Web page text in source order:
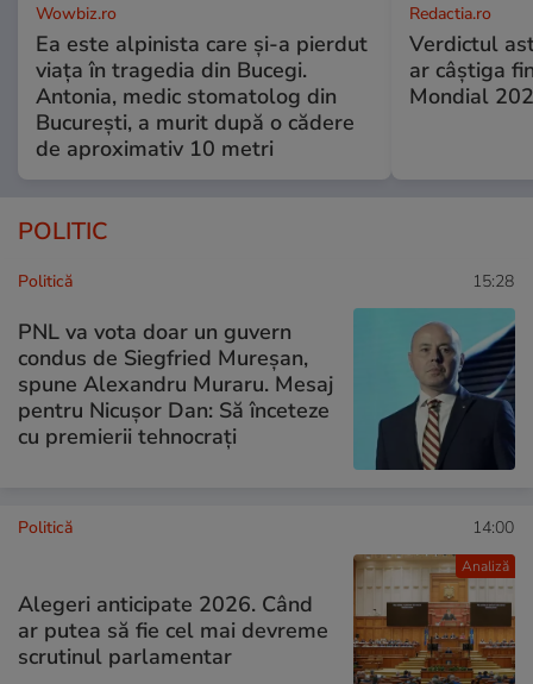
Wowbiz.ro
Ea este alpinista care și-a pierdut
viața în tragedia din Bucegi.
Antonia, medic stomatolog din
București, a murit după o cădere
de aproximativ 10 metri
Redactia.ro
Verdictul
ar câștiga
Mondial
POLITIC
Politică 15:28
PNL va vota doar un guvern
condus de Siegfried Mureșan,
spune Alexandru Muraru. Mesaj
pentru Nicușor Dan: Să înceteze
cu premierii tehnocrați
Analiză
Politică 14:00
Alegeri anticipate 2026. Când
ar putea să fie cel mai devreme
scrutinul parlamentar